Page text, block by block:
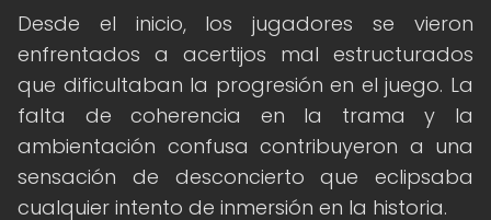
Desde el inicio, los jugadores se vieron
enfrentados a acertijos mal estructurados
que dificultaban la progresión en el juego. La
falta de coherencia en la trama y la
ambientación confusa contribuyeron a una
sensación de desconcierto que eclipsaba
cualquier intento de inmersión en la historia.